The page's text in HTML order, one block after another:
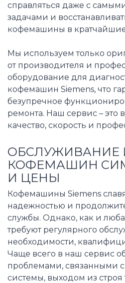
справляться даже с
задачами и
кофемашины в
Мы используем только
от производителя и
оборудование для
кофемашин Siemens, что
безупречное
ремонта. Наш сервис – это
качество, скорость и
ОБСЛУЖИВАНИЕ
КОФЕМАШИН
И ЦЕНЫ
Кофемашины Siemens
надежностью и
службы. Однако, как и
требуют регулярного
необходимости,
Чаще всего в наш сервис
проблемами, связанными
системы, выходом из строя